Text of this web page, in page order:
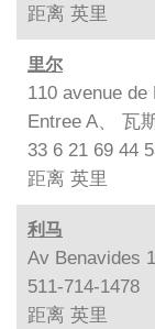
距离 英里
里尔
110 avenue
Entree A、 瓦
33 6 21 69 44
距离 英里
利马
Av Benavides
511-714-1478
距离 英里